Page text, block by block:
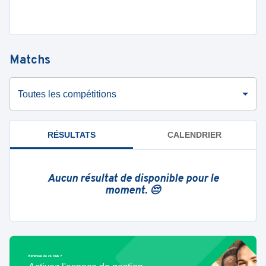
Matchs
Toutes les compétitions
RÉSULTATS CALENDRIER
Aucun résultat de disponible pour le
moment. 😔
Bénévole de ce club ?